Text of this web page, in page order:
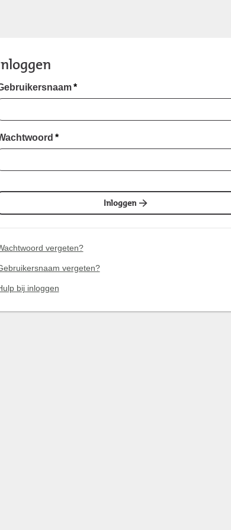
*
*
Inloggen
vergeten?
vergeten?
bij inloggen